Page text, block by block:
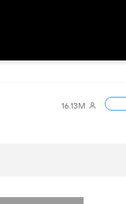
16.13M